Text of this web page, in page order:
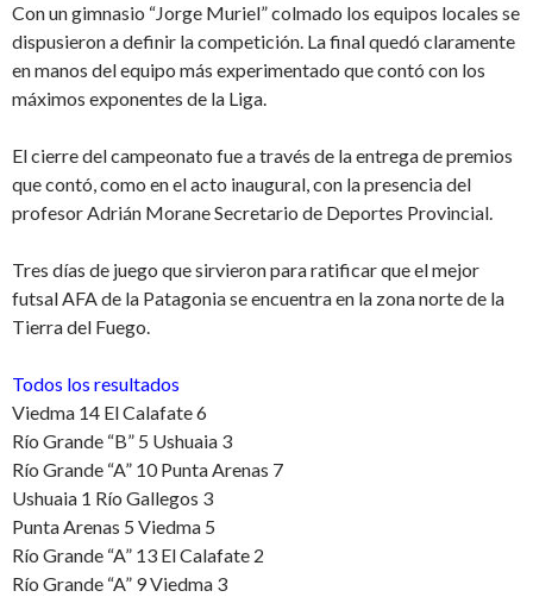
Con un gimnasio “Jorge Muriel” colmado los equipos locales se
dispusieron a definir la competición. La final quedó claramente
en manos del equipo más experimentado que contó con los
máximos exponentes de la Liga.
El cierre del campeonato fue a través de la entrega de premios
que contó, como en el acto inaugural, con la presencia del
profesor Adrián Morane Secretario de Deportes Provincial.
Tres días de juego que sirvieron para ratificar que el mejor
futsal AFA de la Patagonia se encuentra en la zona norte de la
Tierra del Fuego.
Todos los resultados
Viedma 14 El Calafate 6
Río Grande “B” 5 Ushuaia 3
Río Grande “A” 10 Punta Arenas 7
Ushuaia 1 Río Gallegos 3
Punta Arenas 5 Viedma 5
Río Grande “A” 13 El Calafate 2
Río Grande “A” 9 Viedma 3